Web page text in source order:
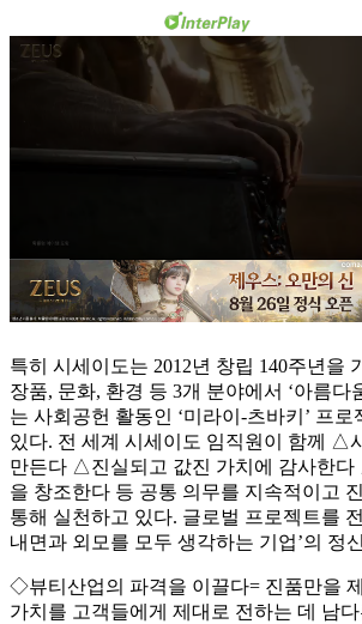
특히 시세이도는 2012년 창립 140주년을
장품, 문화, 환경 등 3개 분야에서 ‘아름다
는 사회공헌 활동인 ‘미라이-츠바키’ 프
있다. 전 세계 시세이도 임직원이 함께 △
만든다 △진실되고 값진 가치에 감사한
을 창조한다 등 공통 의무를 지속적이고
통해 실천하고 있다. 글로벌 프로젝트를
내면과 외모를 모두 생각하는 기업’의 정
◇뷰티산업의 파격을 이끌다= 진품만을
가치를 고객들에게 제대로 전하는 데 남